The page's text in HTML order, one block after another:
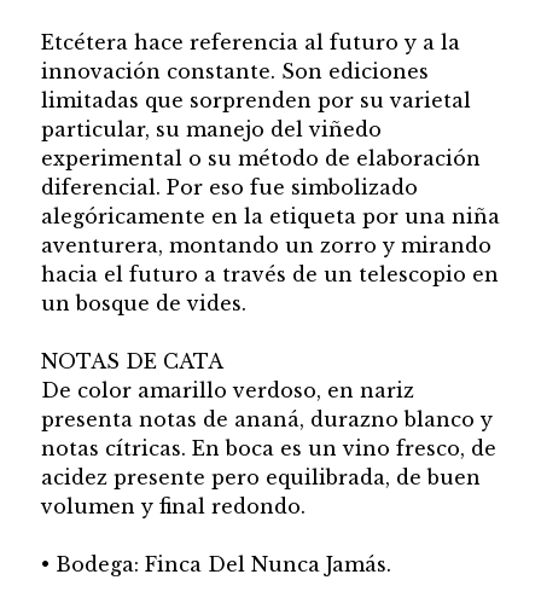
Etcétera hace referencia al futuro y a la
innovación constante. Son ediciones
limitadas que sorprenden por su varietal
particular, su manejo del viñedo
experimental o su método de elaboración
diferencial. Por eso fue simbolizado
alegóricamente en la etiqueta por una niña
aventurera, montando un zorro y mirando
hacia el futuro a través de un telescopio en
un bosque de vides.
NOTAS DE CATA
De color amarillo verdoso, en nariz
presenta notas de ananá, durazno blanco y
notas cítricas. En boca es un vino fresco, de
acidez presente pero equilibrada, de buen
volumen y final redondo.
• Bodega: Finca Del Nunca Jamás.